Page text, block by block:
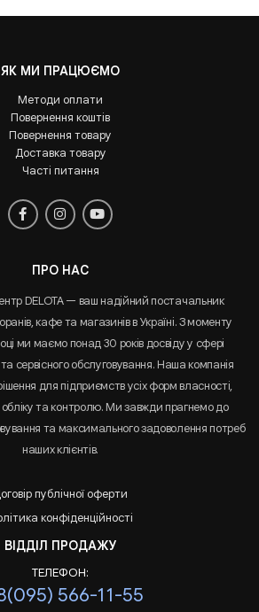
ЯК МИ ПРАЦЮЄМО
Методи оплати
Повернення коштів
Повернення товару
Доставка товару
Часті питання
ПРО НАС
DELOTA — ваш надійний постачальник
кафе та магазинів в Україні. З моменту
ми маємо понад 30 років досвіду у сфері
сервісного обслуговування. Наша компанія
для підприємств усіх форм власності,
та контролю. Ми завжди прагнемо до
та максимального задоволення потреб
наших клієнтів.
публічної оферти
конфіденційності
ВІДДІЛ ПРОДАЖУ
ТЕЛЕФОН:
566-11-55